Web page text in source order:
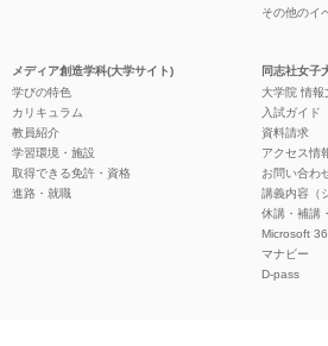
その他のイ
メディア創造学科(大学サイト)
学びの特色
カリキュラム
教員紹介
学習環境・施設
取得できる免許・資格
進路・就職
同志社女子
大学院 情報
入試ガイド
資料請求
アクセス情
お問い合わ
講義内容（
休講・補講
Microsoft
マナビー
D-pass